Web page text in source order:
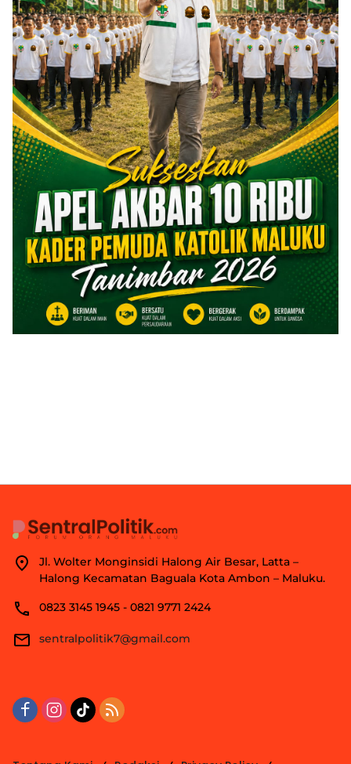
Jl. Wolter Monginsidi Halong Air Besar, Latta –
Halong Kecamatan Baguala Kota Ambon – Maluku.
0823 3145 1945 - 0821 9771 2424
sentralpolitik7@gmail.com